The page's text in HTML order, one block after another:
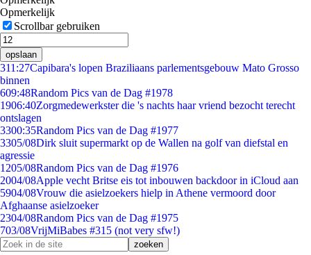
Opmerkelijk
Scrollbar gebruiken
opslaan
311:27Capibara's lopen Braziliaans parlementsgebouw Mato Grosso
binnen
609:48Random Pics van de Dag #1978
1906:40Zorgmedewerkster die 's nachts haar vriend bezocht terecht
ontslagen
3300:35Random Pics van de Dag #1977
3305/08Dirk sluit supermarkt op de Wallen na golf van diefstal en
agressie
1205/08Random Pics van de Dag #1976
2004/08Apple vecht Britse eis tot inbouwen backdoor in iCloud aan
5904/08Vrouw die asielzoekers hielp in Athene vermoord door
Afghaanse asielzoeker
2304/08Random Pics van de Dag #1975
703/08VrijMiBabes #315 (not very sfw!)